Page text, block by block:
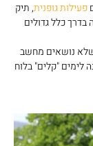
פעילות גופנית, תיק
בדרך כלל גדולים
נושאים מחשב
לימים "קלים" בלוח